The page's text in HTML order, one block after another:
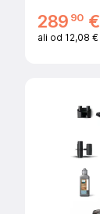
289 90 €
ali od 12,08 €